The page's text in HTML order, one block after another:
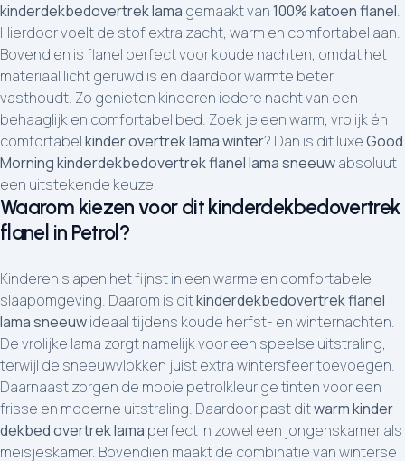
kinderdekbedovertrek lama gemaakt van100% katoen flanel.
Hierdoor voelt de stof extra zacht, warm en comfortabel aan.
Bovendien is flanel perfect voor koude nachten, omdat het
materiaal licht geruwd is en daardoor warmte beter
vasthoudt. Zo genieten kinderen iedere nacht van een
behaaglijk en comfortabel bed. Zoek je een warm, vrolijk én
comfortabelkinder overtrek lama winter? Dan is dit luxeGood
Morning kinderdekbedovertrek flanel lama sneeuwabsoluut
een uitstekende keuze.
Waarom kiezen voor dit kinderdekbedovertrek
flanel in Petrol?
Kinderen slapen het fijnst in een warme en comfortabele
slaapomgeving. Daarom is ditkinderdekbedovertrek flanel
lama sneeuwideaal tijdens koude herfst- en winternachten.
De vrolijke lama zorgt namelijk voor een speelse uitstraling,
terwijl de sneeuwvlokken juist extra wintersfeer toevoegen.
Daarnaast zorgen de mooie petrolkleurige tinten voor een
frisse en moderne uitstraling. Daardoor past ditwarm kinder
dekbed overtrek lama perfect in zowel een jongenskamer als
meisjeskamer. Bovendien maakt de combinatie van winterse